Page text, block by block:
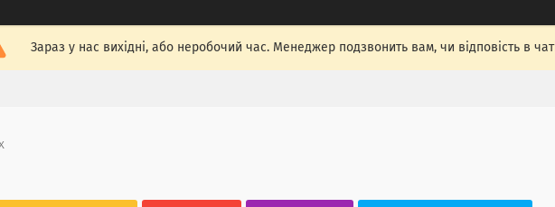
Зараз у нас вихідні, або неробочий час. Менеджер подзвонить вам, чи відповість в